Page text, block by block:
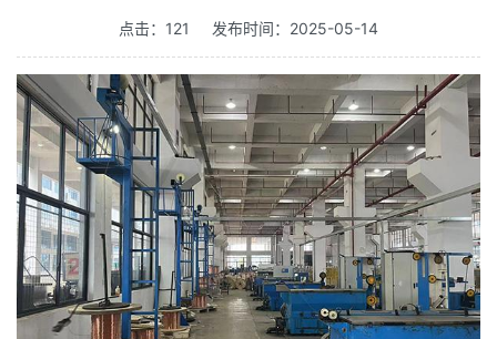
点击：121 发布时间：2025-05-14